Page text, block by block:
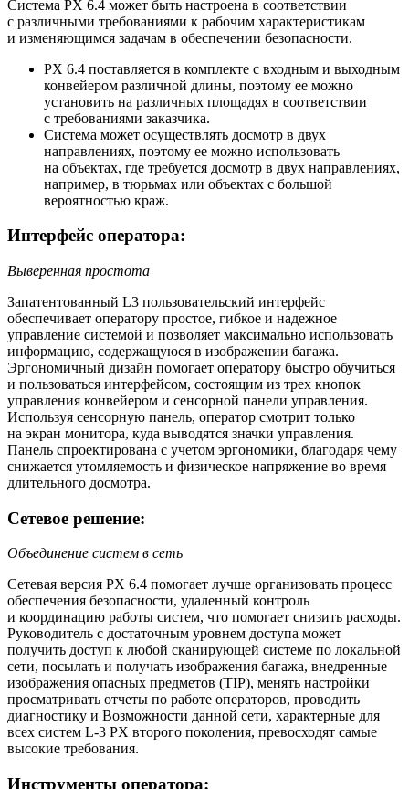
Система PX 6.4 может быть настроена в соответствии
с различными требованиями к рабочим характеристикам
и изменяющимся задачам в обеспечении безопасности.
PX 6.4 поставляется в комплекте с входным и выходным
конвейером различной длины, поэтому ее можно
установить на различных площадях в соответствии
с требованиями заказчика.
Система может осуществлять досмотр в двух
направлениях, поэтому ее можно использовать
на объектах, где требуется досмотр в двух направлениях,
например, в тюрьмах или объектах с большой
вероятностью краж.
Интерфейс оператора:
Выверенная простота
Запатентованный L3 пользовательский интерфейс
обеспечивает оператору простое, гибкое и надежное
управление системой и позволяет максимально использовать
информацию, содержащуюся в изображении багажа.
Эргономичный дизайн помогает оператору быстро обучиться
и пользоваться интерфейсом, состоящим из трех кнопок
управления конвейером и сенсорной панели управления.
Используя сенсорную панель, оператор смотрит только
на экран монитора, куда выводятся значки управления.
Панель спроектирована с учетом эргономики, благодаря чему
снижается утомляемость и физическое напряжение во время
длительного досмотра.
Сетевое решение:
Объединение систем в сеть
Сетевая версия PX 6.4 помогает лучше организовать процесс
обеспечения безопасности, удаленный контроль
и координацию работы систем, что помогает снизить расходы.
Руководитель с достаточным уровнем доступа может
получить доступ к любой сканирующей системе по локальной
сети, посылать и получать изображения багажа, внедренные
изображения опасных предметов (TIP), менять настройки
просматривать отчеты по работе операторов, проводить
диагностику и Возможности данной сети, характерные для
всех систем L-3 PX второго поколения, превосходят самые
высокие требования.
Инструменты оператора: